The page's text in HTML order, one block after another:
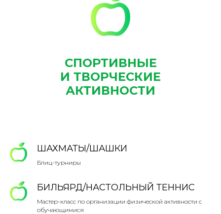
СПОРТИВНЫЕ
И ТВОРЧЕСКИЕ
АКТИВНОСТИ
ШАХМАТЫ/ШАШКИ
Блиц-турниры
БИЛЬЯРД/НАСТОЛЬНЫЙ ТЕННИС
Мастер-класс по организации физической активности с
обучающимися